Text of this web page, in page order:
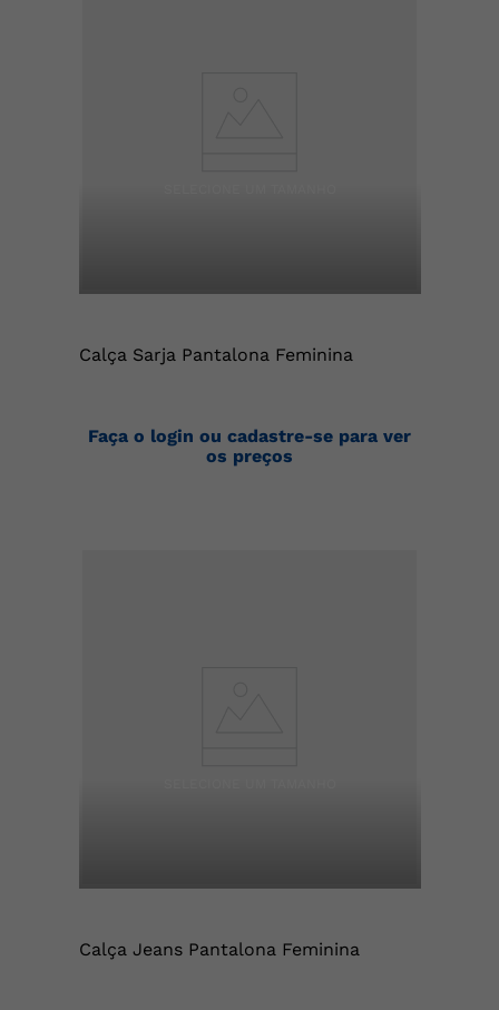
Calça Sarja Pantalona Feminina
Faça o login ou cadastre-se para ver
os preços
Calça Jeans Pantalona Feminina